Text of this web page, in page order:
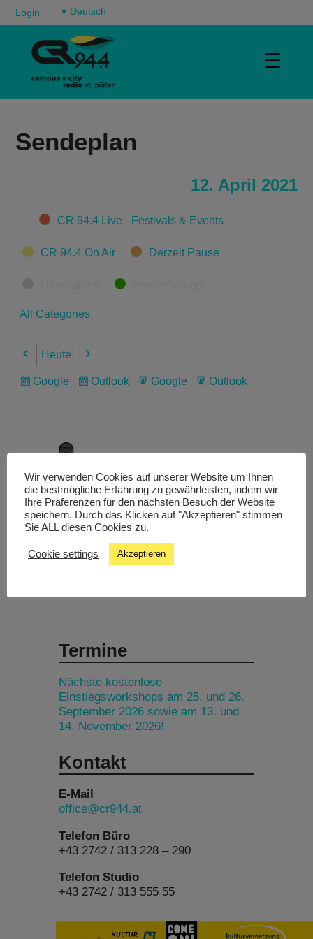
Login ▾
☰
Sendeplan
12. April 2021
CategoriesCR 94.4 Live - Festivals & Events
CR 94.4 On Air Derzeit Pause
All Categories
Previous
Heute Next
Subscribe
Google
Subscribe
Outlook
Export
Google
Export
Outlook
Livestream
Studiochat
Termine
Nächste kostenlose
Einstiegsworkshops am 25. und 26.
September 2026 sowie am 13. und
14. November 2026!
Kontakt
E-Mail
office@cr944.at
Telefon Büro
+43 2742 / 313 228 – 290
Telefon Studio
+43 2742 / 313 555 55
Wir verwenden Cookies auf unserer Website um Ihnen
die bestmögliche Erfahrung zu gewährleisten, indem wir
Ihre Präferenzen für den nächsten Besuch der Website
speichern. Durch das Klicken auf "Akzeptieren" stimmen
Sie ALL diesen Cookies zu.
Cookie settings Akzeptieren